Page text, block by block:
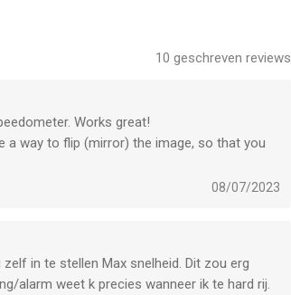
10 geschreven reviews
Works great!
a way to flip (mirror) the image, so that you
08/07/2023
in te stellen Max snelheid. Dit zou erg
alarm weet k precies wanneer ik te hard rij.